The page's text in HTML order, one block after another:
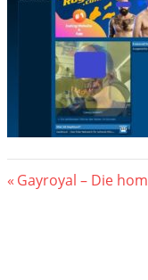
Vorheriger
Gayroyal – Die